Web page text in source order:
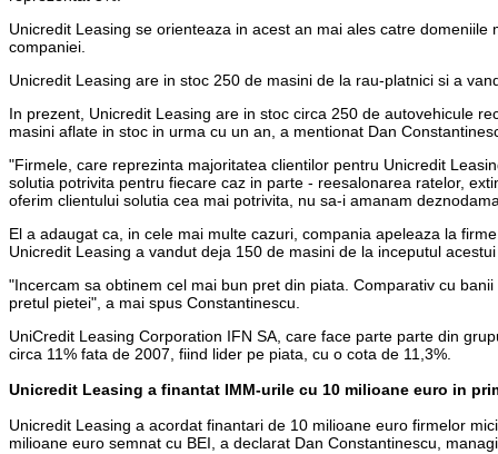
Unicredit Leasing se orienteaza in acest an mai ales catre
companiei.
Unicredit Leasing are in stoc 250 de masini de la rau-platnici si a
In prezent, Unicredit Leasing are in stoc circa 250 de autovehicule
masini aflate in stoc in urma cu un an, a mentionat Dan
"Firmele, care reprezinta majoritatea clientilor pentru Unicredit
solutia potrivita pentru fiecare caz in parte - reesalonarea ratelor,
oferim clientului solutia cea mai potrivita, nu sa-i amanam
El a adaugat ca, in cele mai multe cazuri, compania apeleaza la
Unicredit Leasing a vandut deja 150 de masini de la inceputul
"Incercam sa obtinem cel mai bun pret din piata. Comparativ cu
pretul pietei", a mai spus Constantinescu.
UniCredit Leasing Corporation IFN SA, care face parte parte din
circa 11% fata de 2007, fiind lider pe piata, cu o cota de 11,3%.
Unicredit Leasing a finantat IMM-urile cu 10 milioane euro in
Unicredit Leasing a acordat finantari de 10 milioane euro firmelor
milioane euro semnat cu BEI, a declarat Dan Constantinescu,